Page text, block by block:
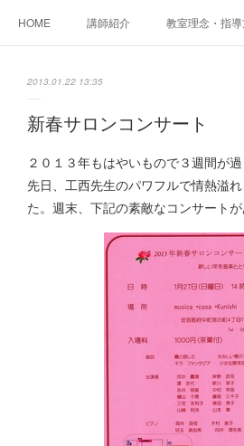
HOME 講師紹介 教室理念・指
ご相談・体験レッスンお申し込み
アクセス 演
2013.01.22 13:35
新春サロンコンサート
２０１３年もはやいもので３週間が過
先日、工西先生のパワフルで情熱溢
た。週末、下記の素敵なコンサートが